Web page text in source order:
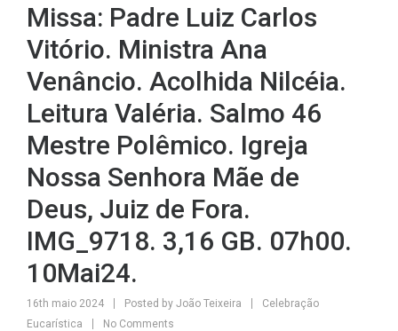
Missa: Padre Luiz Carlos
Vitório. Ministra Ana
Venâncio. Acolhida Nilcéia.
Leitura Valéria. Salmo 46
Mestre Polêmico. Igreja
Nossa Senhora Mãe de
Deus, Juiz de Fora.
IMG_9718. 3,16 GB. 07h00.
10Mai24.
16th maio 2024 Posted by João Teixeira
Celebração
Eucarística
No Comments